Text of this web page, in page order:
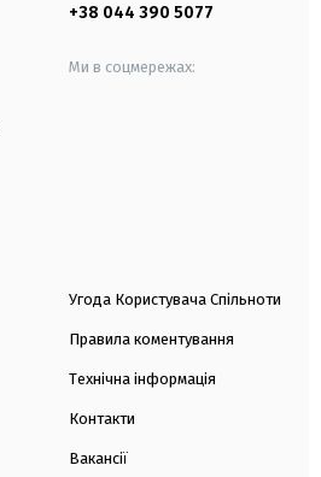
+38 044 390 5077
Ми в соцмережах:
Угода Користувача Спільноти
Правила коментування
Технічна інформація
Контакти
Вакансії